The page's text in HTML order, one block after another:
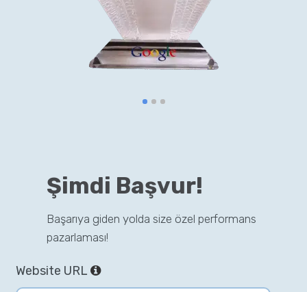
Şimdi Başvur!
Başarıya giden yolda size özel performans
pazarlaması!
Website URL